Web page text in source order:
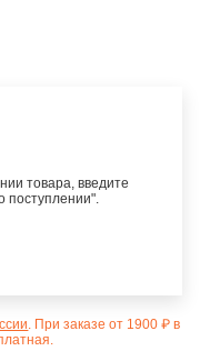
товара, введите
поступлении".
. При заказе от 1900 ₽ в